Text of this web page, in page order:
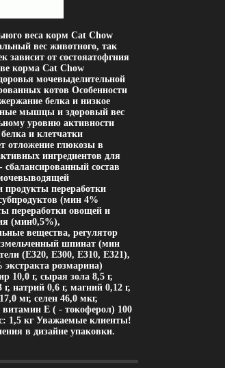
веса корм Cat Chow
вес животного, так
зависит от состояатофгния
корма Cat Chow
мочевыделительной
котов Особенности
белка и низкое
мышцы и здоровый вес
уровню активности
и клетчатки
отложение глюкозы в
ингредиентов для
сбалансированный состав
продукты переработки
(мин 4%
переработки овощей и
(мин0,5%),
вещества, регулятор
шпинат (мин
(Е320, Е300, Е310, Е321),
розмарина)
10,0 г, сырая зола 8,5 г,
натрий 0,6 г, магний 0,12 г,
мг, селен 46,0 мкг,
Е ( - токоферол) 100
1,5 кг Уважаемые клиенты!
в дизайне упаковки.